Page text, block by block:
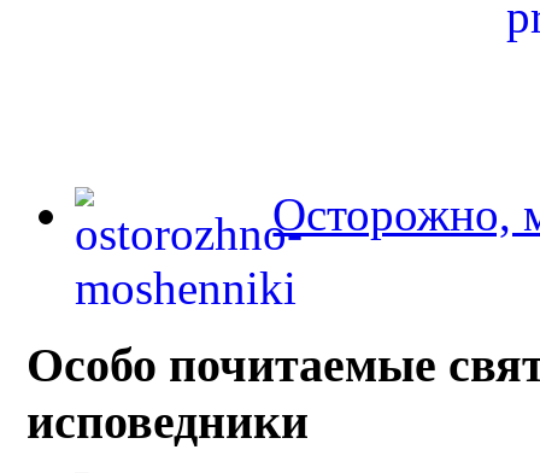
Осторожно,
Особо почитаемые
исповедники